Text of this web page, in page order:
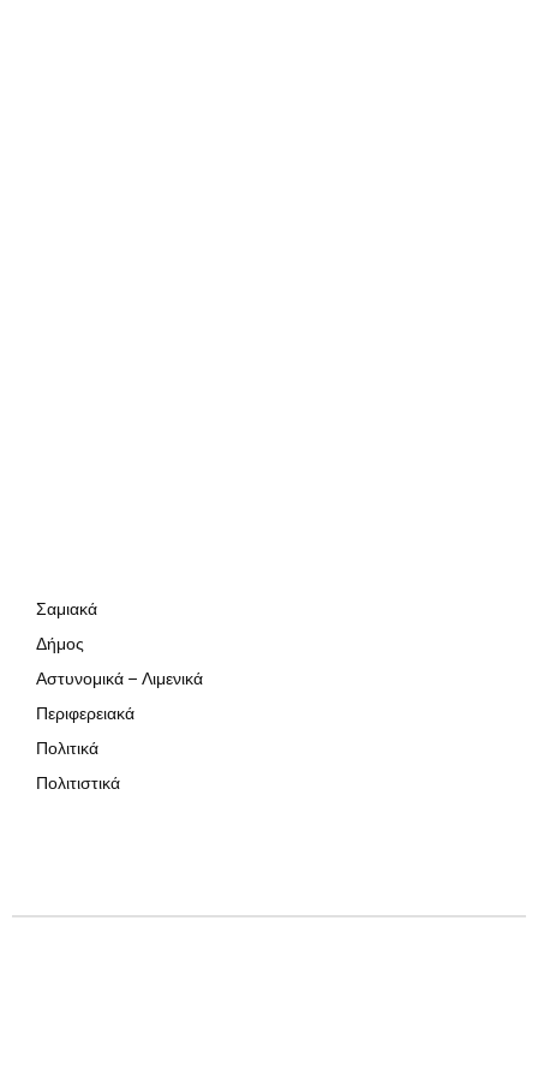
Σαμιακά
Δήμος
Αστυνομικά – Λιμενικά
Περιφερειακά
Πολιτικά
Πολιτιστικά